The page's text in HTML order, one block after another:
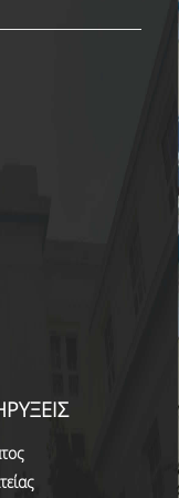
ΣΠΟΥΔΩΝ
ΕΞΕΤΑΣΕΩΝ